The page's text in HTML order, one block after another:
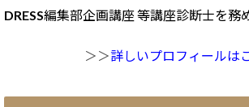
DRESS編集部企画講座 等講座診断士を務
＞＞詳しいプロフィールは